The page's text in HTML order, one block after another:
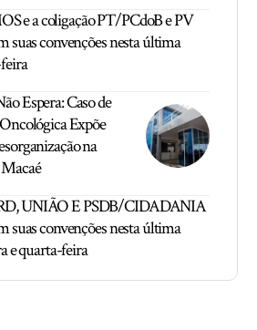
e a coligação PT/PCdoB e PV
suas convenções nesta última
Espera: Caso de
Expõe
na
UNIÃO E PSDB/CIDADANIA
suas convenções nesta última
e quarta-feira